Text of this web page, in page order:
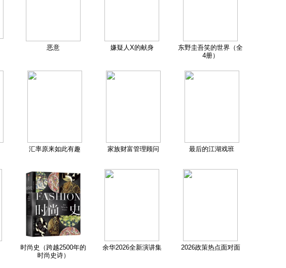
恶意 嫌疑人X的献身
东野圭吾笑的世界（全
4册）
汇率原来如此有趣 家族财富管理顾问 最后的江湖戏班
时尚史（跨越2500年的
时尚史诗）
余华2026全新演讲集 2026政策热点面对面